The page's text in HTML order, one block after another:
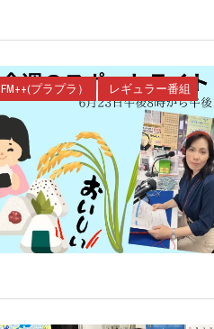
FM++(プラプラ） レギュラー番組